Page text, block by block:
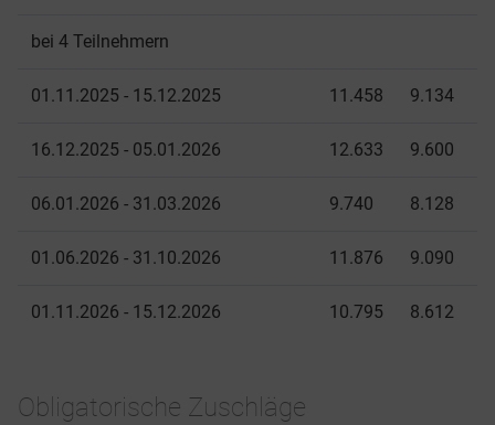
bei 4 Teilnehmern
01.11.2025 - 15.12.2025 11.458 9.134
16.12.2025 - 05.01.2026 12.633 9.600
06.01.2026 - 31.03.2026 9.740 8.128
01.06.2026 - 31.10.2026 11.876 9.090
01.11.2026 - 15.12.2026 10.795 8.612
Obligatorische Zuschläge